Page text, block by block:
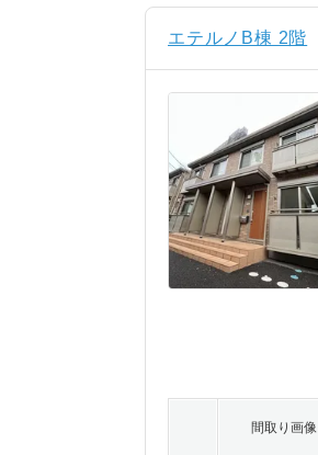
エテルノB棟 2階
間取り画像